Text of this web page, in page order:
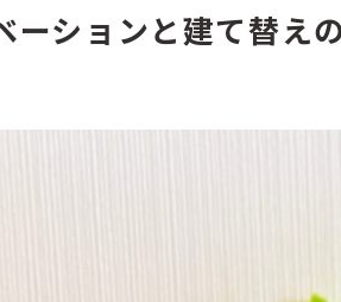
ーションと建て替え